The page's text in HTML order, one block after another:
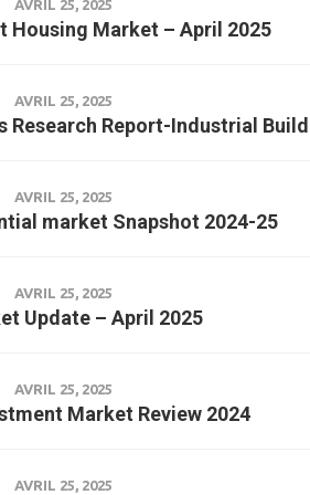
AVRIL 25, 2025
Housing Market – April 2025
AVRIL 25, 2025
Research Report-Industrial
AVRIL 25, 2025
market Snapshot 2024-25
AVRIL 25, 2025
Update – April 2025
AVRIL 25, 2025
Market Review 2024
AVRIL 25, 2025